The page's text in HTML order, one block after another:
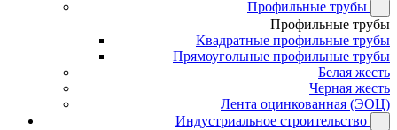
Профильные трубы
Профильные трубы
Квадратные профильные трубы
Прямоугольные профильные трубы
Белая жесть
Черная жесть
Лента оцинкованная (ЭОЦ)
Индустриальное строительство